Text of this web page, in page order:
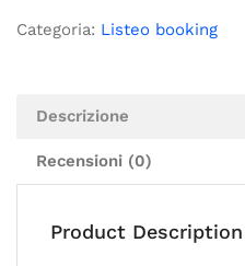
Categoria: Listeo booking
Descrizione
Recensioni (0)
Product Description